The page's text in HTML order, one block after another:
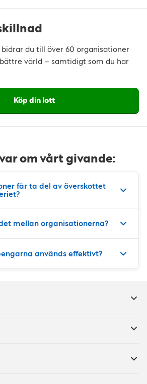
du till över 60 organisationer
värld – samtidigt som du har
Köp din lott
om vårt givande:
får ta del av överskottet
mellan organisationerna?
används effektivt?